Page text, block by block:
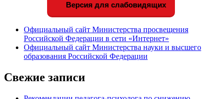
Версия для слабовидящих
Официальный сайт Министерства просвещения
Российской Федерации в сети «Интернет»
Официальный сайт Министерства науки и высшего
образования Российской Федерации
Свежие записи